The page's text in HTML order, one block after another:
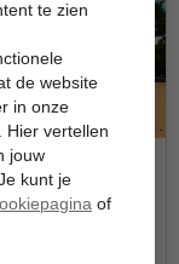
historie en de
vakantie in